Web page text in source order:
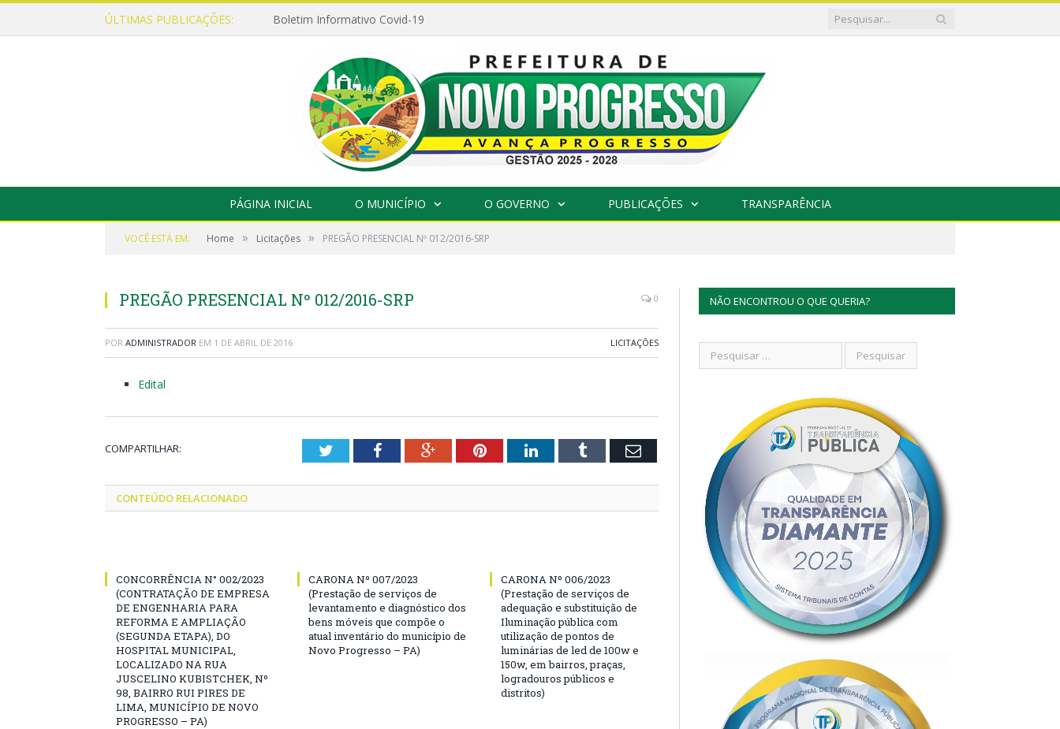
ÚLTIMAS PUBLICAÇÕES: Boletim Informativo Covid-19
PÁGINA INICIAL O MUNICÍPIO O GOVERNO PUBLICAÇÕES TRANSPARÊNCIA
VOCÊ ESTÁ EM: Home » Licitações » PREGÃO PRESENCIAL Nº 012/2016-SRP
PREGÃO PRESENCIAL Nº 012/2016-SRP 0
POR ADMINISTRADOR EM 1 DE ABRIL DE 2016 LICITAÇÕES
Edital
COMPARTILHAR: TwitterFacebookGoogle+PinterestLinkedInTumblr Email
CONTEÚDO RELACIONADO
CONCORRÊNCIA N° 002/2023
(CONTRATAÇÃO DE EMPRESA
DE ENGENHARIA PARA
REFORMA E AMPLIAÇÃO
(SEGUNDA ETAPA), DO
HOSPITAL MUNICIPAL,
LOCALIZADO NA RUA
JUSCELINO KUBISTCHEK, Nº
98, BAIRRO RUI PIRES DE
LIMA, MUNICÍPIO DE NOVO
PROGRESSO – PA)
CARONA Nº 007/2023
(Prestação de serviços de
levantamento e diagnóstico dos
bens móveis que compõe o
atual inventário do município de
Novo Progresso – PA)
CARONA Nº 006/2023
(Prestação de serviços de
adequação e substituição de
Iluminação pública com
utilização de pontos de
luminárias de led de 100w e
150w, em bairros, praças,
logradouros públicos e
distritos)
NÃO ENCONTROU O QUE QUERIA?